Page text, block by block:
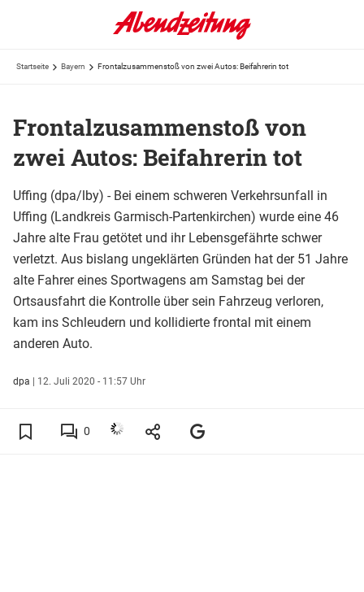
Startseite Bayern Frontalzusammenstoß von zwei Autos: Beifahrerin tot
Frontalzusammenstoß von
zwei Autos: Beifahrerin tot
Uffing (dpa/lby) - Bei einem schweren Verkehrsunfall in
Uffing (Landkreis Garmisch-Partenkirchen) wurde eine 46
Jahre alte Frau getötet und ihr Lebensgefährte schwer
verletzt. Aus bislang ungeklärten Gründen hat der 51 Jahre
alte Fahrer eines Sportwagens am Samstag bei der
Ortsausfahrt die Kontrolle über sein Fahrzeug verloren,
kam ins Schleudern und kollidierte frontal mit einem
anderen Auto.
dpa | 12. Juli 2020 - 11:57 Uhr
0